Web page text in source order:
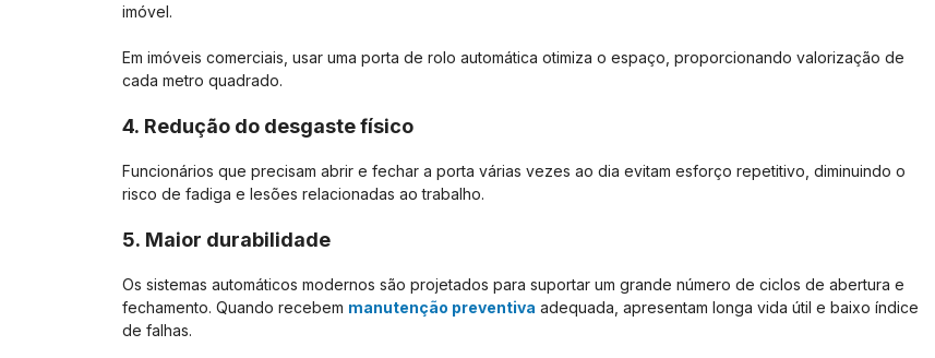
imóvel.
Em imóveis comerciais, usar uma porta de rolo automática otimiza o espaço, proporcionando valorização de
cada metro quadrado.
4. Redução do desgaste físico
Funcionários que precisam abrir e fechar a porta várias vezes ao dia evitam esforço repetitivo, diminuindo o
risco de fadiga e lesões relacionadas ao trabalho.
5. Maior durabilidade
Os sistemas automáticos modernos são projetados para suportar um grande número de ciclos de abertura e
fechamento. Quando recebem manutenção preventiva adequada, apresentam longa vida útil e baixo índice
de falhas.